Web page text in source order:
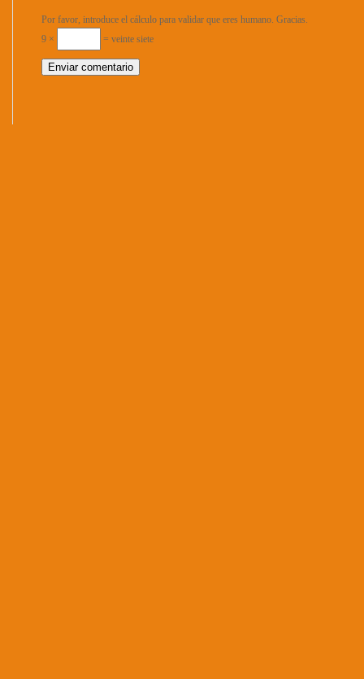
Por favor, introduce el cálculo para validar que eres humano. Gracias.
9 ×
= veinte siete